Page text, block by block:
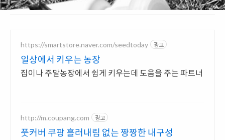
https://smartstore.naver.com/seedtoday 광고
일상에서 키우는 농장
집이나 주말농장에서 쉽게 키우는데 도움을 주는 파트너
http://m.coupang.com 광고
풋커버 쿠팡 흘러내림 없는 짱짱한 내구성